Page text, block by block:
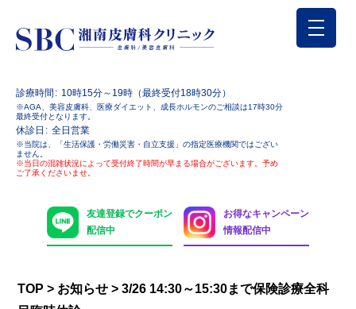
診療時間 10時15分～19時（最終受付18時30分）
※AGA、美容皮膚科、医療ダイエット、成長ホルモンのご相談は17時30分
最終受付となります。
休診日 全日営業
※当院は、「生活保護・労働災害・自立支援」の指定医療機関ではござい
ません。
※当日の混雑状況によって受付終了時間が早まる場合がございます。予め
ご了承くださいませ。
友達登録でクーポン
配信中
お得なキャンペーン
情報配信中
TOP > お知らせ >3/26 14:30～15:30まで保険診療全科